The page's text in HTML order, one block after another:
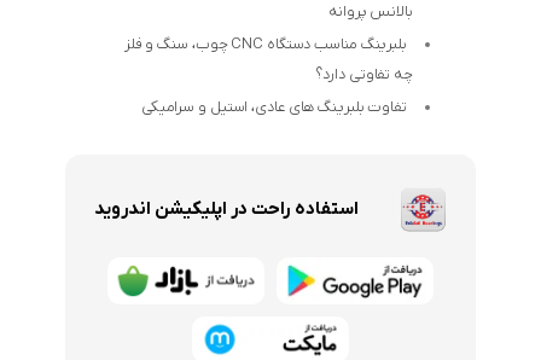
بالانس پروانه
بلبرینگ مناسب دستگاه CNC چوب، سنگ و فلز
چه تفاوتی دارد؟
تفاوت بلبرینگ های عادی، استیل و سرامیکی
استفاده راحت در اپلیکیشن اندروید